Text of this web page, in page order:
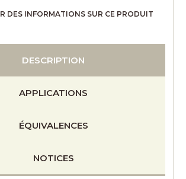
DES INFORMATIONS SUR CE PRODUIT
DESCRIPTION
APPLICATIONS
ÉQUIVALENCES
NOTICES